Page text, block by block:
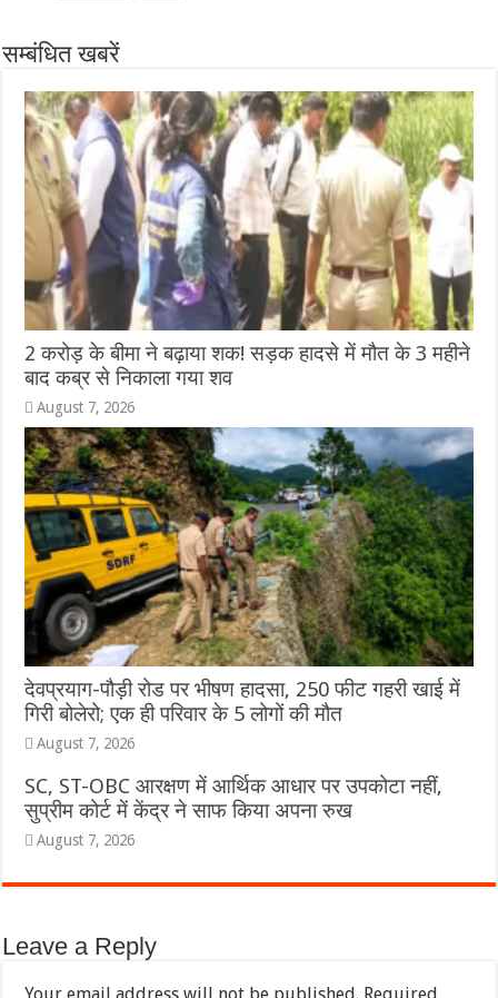
सम्बंधित खबरें
2 करोड़ के बीमा ने बढ़ाया शक! सड़क हादसे में मौत के 3 महीने
बाद कब्र से निकाला गया शव
August 7, 2026
देवप्रयाग-पौड़ी रोड पर भीषण हादसा, 250 फीट गहरी खाई में
गिरी बोलेरो; एक ही परिवार के 5 लोगों की मौत
August 7, 2026
SC, ST-OBC आरक्षण में आर्थिक आधार पर उपकोटा नहीं,
सुप्रीम कोर्ट में केंद्र ने साफ किया अपना रुख
August 7, 2026
Leave a Reply
Your email address will not be published. Required